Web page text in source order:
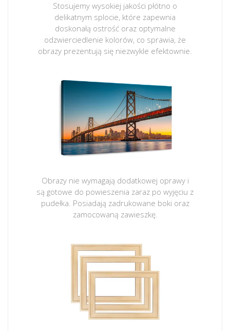
Stosujemy wysokiej jakości płótno o
delikatnym splocie, które zapewnia
doskonałą ostrość oraz optymalne
odzwierciedlenie kolorów, co sprawia, że
obrazy prezentują się niezwykle efektownie.
Obrazy nie wymagają dodatkowej oprawy i
są gotowe do powieszenia zaraz po wyjęciu z
pudełka. Posiadają zadrukowane boki oraz
zamocowaną zawieszkę.